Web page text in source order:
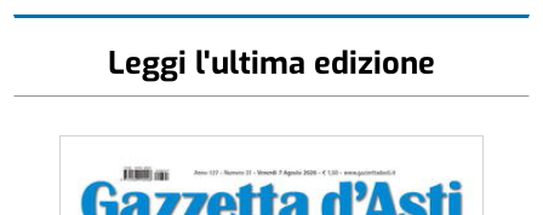
Leggi l'ultima edizione